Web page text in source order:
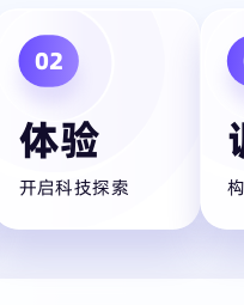
02
体验
开启科技探索